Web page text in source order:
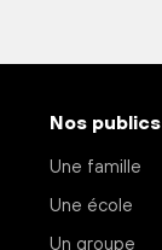
Nos publics
Une famille
Une école
Un groupe